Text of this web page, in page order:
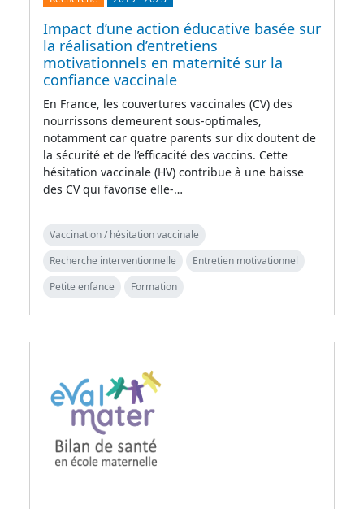
Impact d’une action éducative basée sur
la réalisation d’entretiens
motivationnels en maternité sur la
confiance vaccinale
En France, les couvertures vaccinales (CV) des
nourrissons demeurent sous-optimales,
notamment car quatre parents sur dix doutent de
la sécurité et de l’efficacité des vaccins. Cette
hésitation vaccinale (HV) contribue à une baisse
des CV qui favorise elle-…
Vaccination / hésitation vaccinale
Recherche interventionnelle
Entretien motivationnel
Petite enfance
Formation